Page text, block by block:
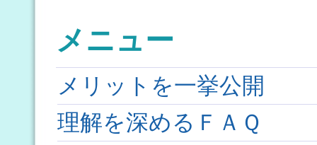
メニュー
メリットを一挙公開
理解を深めるＦＡＱ